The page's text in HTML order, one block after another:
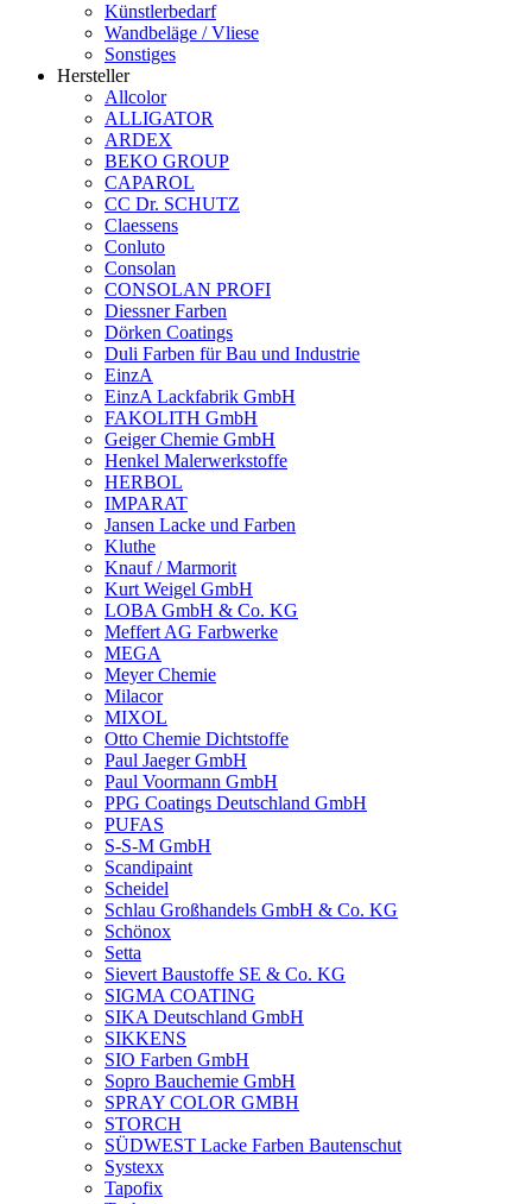
Künstlerbedarf
Wandbeläge / Vliese
Sonstiges
Hersteller
Allcolor
ALLIGATOR
ARDEX
BEKO GROUP
CAPAROL
CC Dr. SCHUTZ
Claessens
Conluto
Consolan
CONSOLAN PROFI
Diessner Farben
Dörken Coatings
Duli Farben für Bau und Industrie
EinzA
EinzA Lackfabrik GmbH
FAKOLITH GmbH
Geiger Chemie GmbH
Henkel Malerwerkstoffe
HERBOL
IMPARAT
Jansen Lacke und Farben
Kluthe
Knauf / Marmorit
Kurt Weigel GmbH
LOBA GmbH & Co. KG
Meffert AG Farbwerke
MEGA
Meyer Chemie
Milacor
MIXOL
Otto Chemie Dichtstoffe
Paul Jaeger GmbH
Paul Voormann GmbH
PPG Coatings Deutschland GmbH
PUFAS
S-S-M GmbH
Scandipaint
Scheidel
Schlau Großhandels GmbH & Co. KG
Schönox
Setta
Sievert Baustoffe SE & Co. KG
SIGMA COATING
SIKA Deutschland GmbH
SIKKENS
SIO Farben GmbH
Sopro Bauchemie GmbH
SPRAY COLOR GMBH
STORCH
SÜDWEST Lacke Farben Bautenschut
Systexx
Tapofix